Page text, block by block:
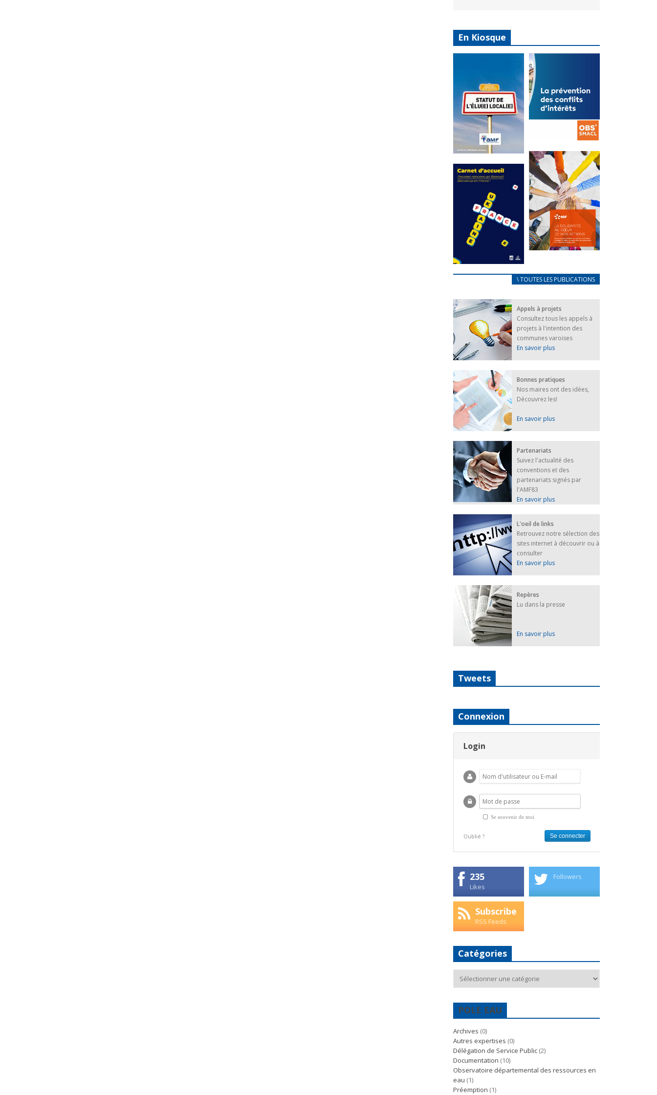
En Kiosque
Statut de
l’élu local
Mise à jour avril
2024
FEUILLETER
La
prévention
des conflits
d’intérêts
18 septembre 2023
FEUILLETER
au coeur de
nos actions
FEUILLETER
FRANÇAIS/UKRAINIEN
25 avril 2022
Afin
d’accompagner
au mieux les
réfugiés
ukrainiens arrivés
en France,...
FEUILLETER
\ TOUTES LES PUBLICATIONS
Appels à projets
Consultez tous les appels à
projets à l'intention des
communes varoises
En savoir plus
Bonnes pratiques
Nos maires ont des idées,
Découvrez les!
En savoir plus
Partenariats
Suivez l'actualité des
conventions et des
partenariats signés par
l'AMF83
En savoir plus
L'oeil de links
Retrouvez notre sélection des
sites internet à découvrir ou à
consulter
En savoir plus
Repères
Lu dans la presse
En savoir plus
Tweets
Connexion
Login
Se souvenir de moi
Oublié ?
235
Likes
Followers
Subscribe
RSS Feeds
Catégories
POLE EAU
Archives (0)
Autres expertises (0)
Délégation de Service Public (2)
Documentation (10)
Observatoire départemental des ressources en
eau (1)
Préemption (1)